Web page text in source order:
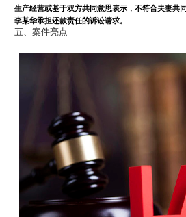
生产经营或基于双方共同意思表示，不符合夫妻共
李某华承担还款责任的诉讼请求。
五、案件亮点